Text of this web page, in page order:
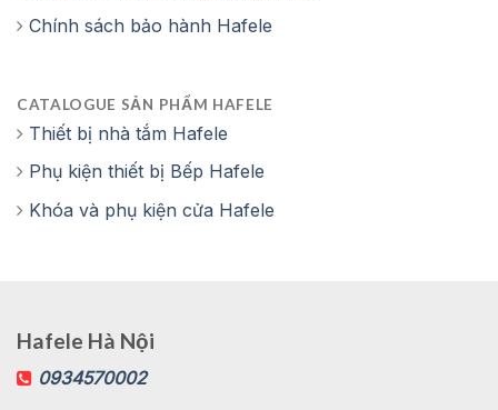
Chính sách bảo hành Hafele
CATALOGUE SẢN PHẨM HAFELE
Thiết bị nhà tắm Hafele
Phụ kiện thiết bị Bếp Hafele
Khóa và phụ kiện cửa Hafele
Hafele Hà Nội
0934570002